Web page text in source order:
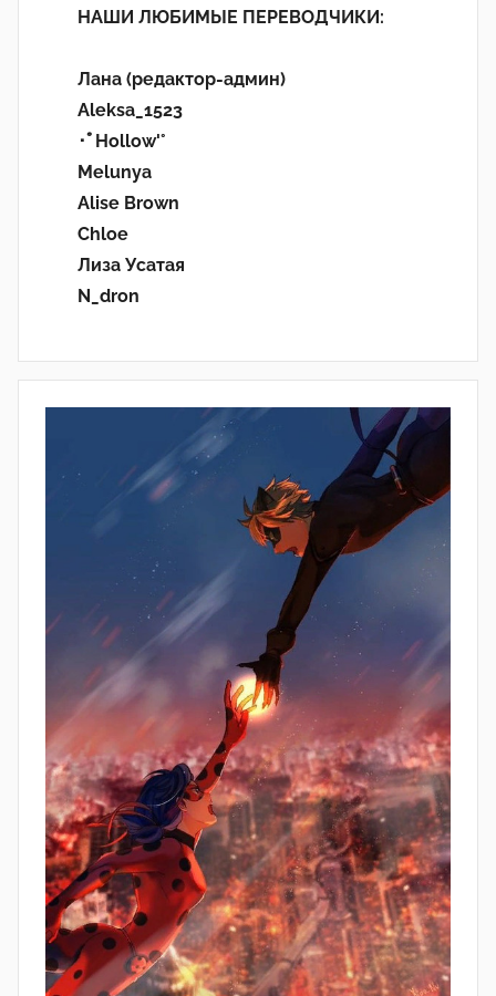
НАШИ ЛЮБИМЫЕ ПЕРЕВОДЧИКИ:
Лана (редактор-админ)
Aleksa_1523
･ﾟHollow'°
Melunya
Alise Brown
Chloe
Лиза Усатая
N_dron